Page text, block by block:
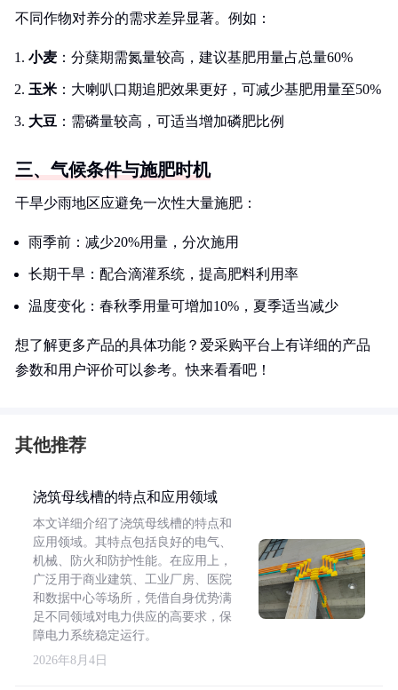
不同作物对养分的需求差异显著。例如：
小麦 ：分蘖期需氮量较高，建议基肥用量占总量60%
玉米 ：大喇叭口期追肥效果更好，可减少基肥用量至50%
大豆 ：需磷量较高，可适当增加磷肥比例
三、气候条件与施肥时机
干旱少雨地区应避免一次性大量施肥：
雨季前：减少20%用量，分次施用
长期干旱：配合滴灌系统，提高肥料利用率
温度变化：春秋季用量可增加10%，夏季适当减少
想了解更多产品的具体功能？爱采购平台上有详细的产品
参数和用户评价可以参考。快来看看吧！
其他推荐
浇筑母线槽的特点和应用领域
本文详细介绍了浇筑母线槽的特点和
应用领域。其特点包括良好的电气、
机械、防火和防护性能。在应用上，
广泛用于商业建筑、工业厂房、医院
和数据中心等场所，凭借自身优势满
足不同领域对电力供应的高要求，保
障电力系统稳定运行。
2026年8月4日